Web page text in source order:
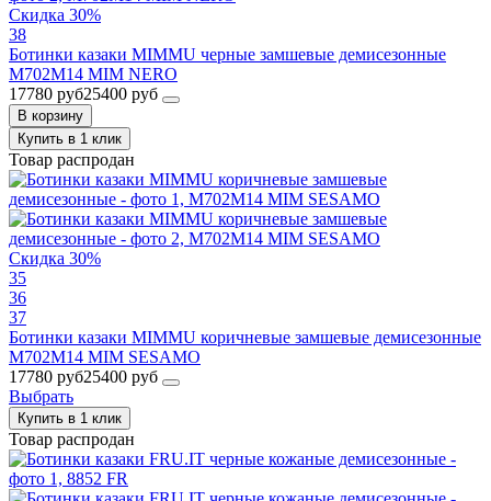
Скидка 30%
38
Ботинки казаки MIMMU черные замшевые демисезонные
M702M14 MIM NERO
17780 руб25400 руб
В корзину
Купить в 1 клик
Товар распродан
Скидка 30%
35
36
37
Ботинки казаки MIMMU коричневые замшевые демисезонные
M702M14 MIM SESAMO
17780 руб25400 руб
Выбрать
Купить в 1 клик
Товар распродан